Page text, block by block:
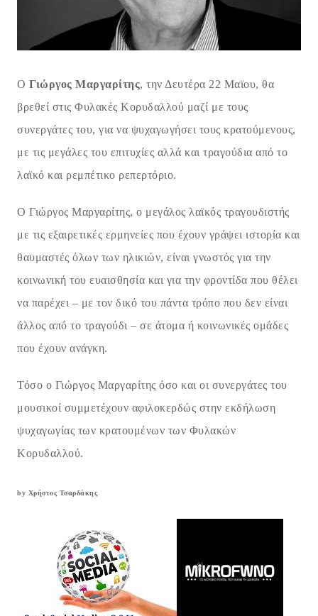
Ο Γιώργος Μαργαρίτης, την Δευτέρα 22 Μαϊου, θα
βρεθεί στις Φυλακές Κορυδαλλού μαζί με τους
συνεργάτες του, για να ψυχαγωγήσει τους κρατούμενους,
με τις μεγάλες του επιτυχίες αλλά και τραγούδια από το
λαϊκό και ρεμπέτικο ρεπερτόριο.
Ο Γιώργος Μαργαρίτης, ο μεγάλος λαϊκός τραγουδιστής
με τις εξαιρετικές ερμηνείες που έχουν γράψει ιστορία και
θαυμαστές όλων των ηλικιών, είναι γνωστός για την
κοινωνική του ευαισθησία και για την φροντίδα που θέλει
να παρέχει – με τον δικό του πάντα τρόπο που δεν είναι
άλλος από το τραγούδι – σε άτομα ή κοινωνικές ομάδες
που έχουν ανάγκη.
Τόσο ο Γιώργος Μαργαρίτης όσο και οι συνεργάτες του
μουσικοί συμμετέχουν αφιλοκερδώς στην εκδήλωση
ψυχαγωγίας των κρατουμένων των Φυλακών
Κορυδαλλού.
by Χρήστος Τσαρδάκης